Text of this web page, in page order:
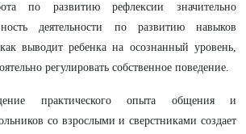
по развитию рефлексии значительно
деятельности по развитию навыков
выводит ребенка на осознанный уровень,
регулировать собственное поведение.
практического опыта общения и
со взрослыми и сверстниками создает